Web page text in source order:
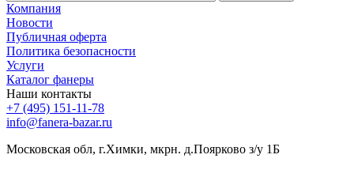
Компания
Новости
Публичная оферта
Политика безопасности
Услуги
Каталог фанеры
Наши контакты
+7 (495) 151-11-78
info@fanera-bazar.ru
Московская обл, г.Химки, мкрн. д.Поярково з/у 1Б